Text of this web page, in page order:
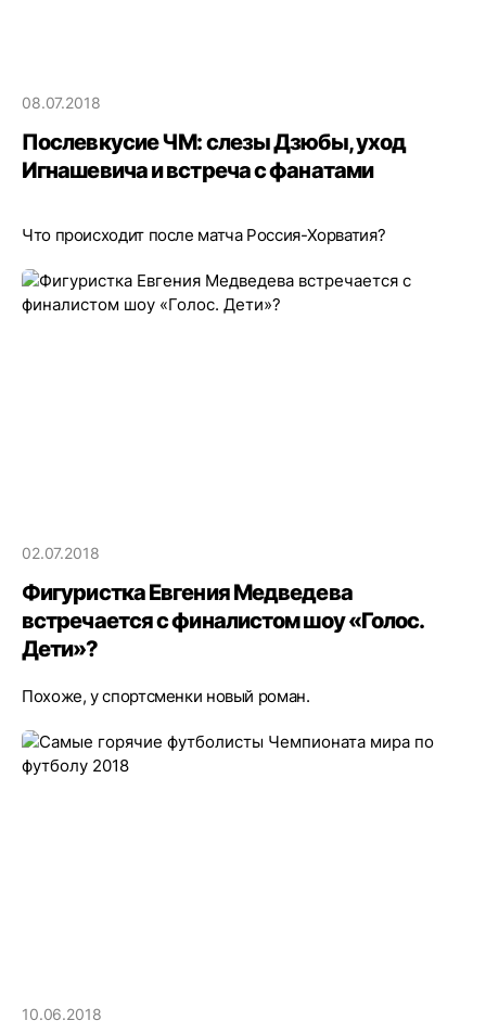
08.07.2018
Послевкусие ЧМ: слезы Дзюбы, уход
Игнашевича и встреча с фанатами
Что происходит после матча Россия-Хорватия?
02.07.2018
Фигуристка Евгения Медведева
встречается с финалистом шоу «Голос.
Дети»?
Похоже, у спортсменки новый роман.
10.06.2018